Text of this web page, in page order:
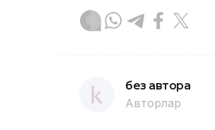
без автора
Авторлар